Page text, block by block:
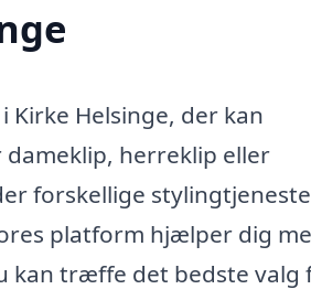
Helsinge, der kan
herreklip eller
forskellige
platform hjælper dig
kan træffe det bedste valg